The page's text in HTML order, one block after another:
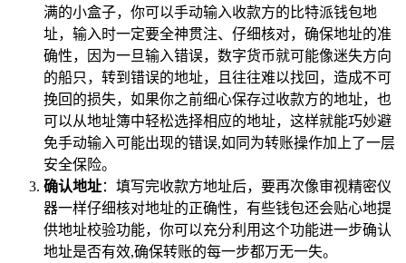
满的小盒子，你可以手动输入收款方的比特派钱包地
址，输入时一定要全神贯注、仔细核对，确保地址的准
确性，因为一旦输入错误，数字货币就可能像迷失方向
的船只，转到错误的地址，且往往难以找回，造成不可
挽回的损失，如果你之前细心保存过收款方的地址，也
可以从地址簿中轻松选择相应的地址，这样就能巧妙避
免手动输入可能出现的错误,如同为转账操作加上了一层
安全保险。
确认地址：填写完收款方地址后，要再次像审视精密仪
器一样仔细核对地址的正确性，有些钱包还会贴心地提
供地址校验功能，你可以充分利用这个功能进一步确认
地址是否有效,确保转账的每一步都万无一失。